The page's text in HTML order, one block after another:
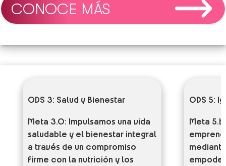
CONOCE MÁS
ODS 3: Salud y Bienestar
Meta 3.0: Impulsamos una vida
saludable y el bienestar integral
a través de un compromiso
firme con la nutrición y los
ODS 5:
Meta